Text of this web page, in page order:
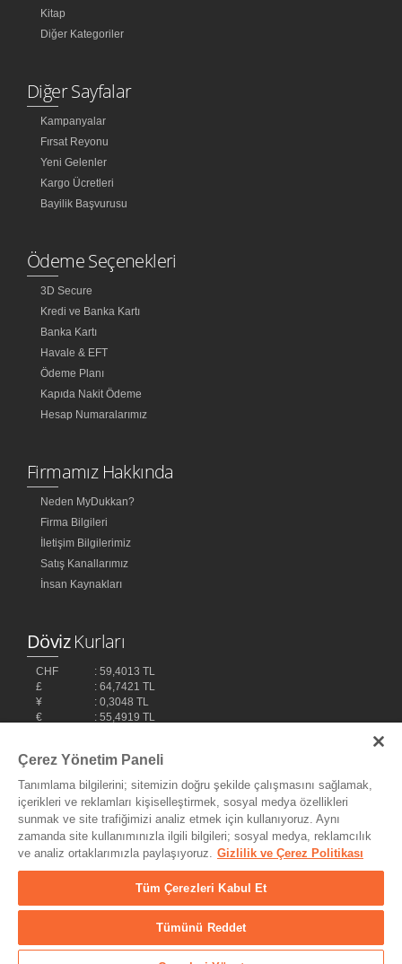
Kitap
Diğer Kategoriler
Diğer Sayfalar
Kampanyalar
Fırsat Reyonu
Yeni Gelenler
Kargo Ücretleri
Bayilik Başvurusu
Ödeme Seçenekleri
3D Secure
Kredi ve Banka Kartı
Banka Kartı
Havale & EFT
Ödeme Planı
Kapıda Nakit Ödeme
Hesap Numaralarımız
Firmamız Hakkında
Neden MyDukkan?
Firma Bilgileri
İletişim Bilgilerimiz
Satış Kanallarımız
İnsan Kaynakları
DövizKurları
CHF
: 59,4013 TL
£
: 64,7421 TL
¥
: 0,3048 TL
€
: 55,4919 TL
Bilişim Teknolojileri,
© Copyright 2004 - 2026 MyDukkan Müzik Market Tic. ve San Ltd.
Şti. - Her Hakkı Saklıdır.
Çerez Yönetim Paneli
Tanımlama bilgilerini; sitemizin doğru şekilde çalışmasını sağlamak,
içerikleri ve reklamları kişiselleştirmek, sosyal medya özellikleri
sunmak ve site trafiğimizi analiz etmek için kullanıyoruz. Aynı
zamanda site kullanımınızla ilgili bilgileri; sosyal medya, reklamcılık
ve analiz ortaklarımızla paylaşıyoruz. Gizlilik ve Çerez Politikası
Tüm Çerezleri Kabul Et
Tümünü Reddet